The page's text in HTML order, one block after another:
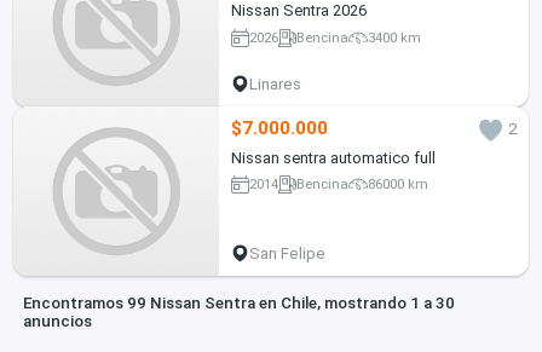
Nissan Sentra 2026
2026 Bencina 3400 km
Linares
$7.000.000
2
Nissan sentra automatico full
2014 Bencina 86000 km
San Felipe
Encontramos 99 Nissan Sentra en Chile, mostrando 1 a 30
anuncios